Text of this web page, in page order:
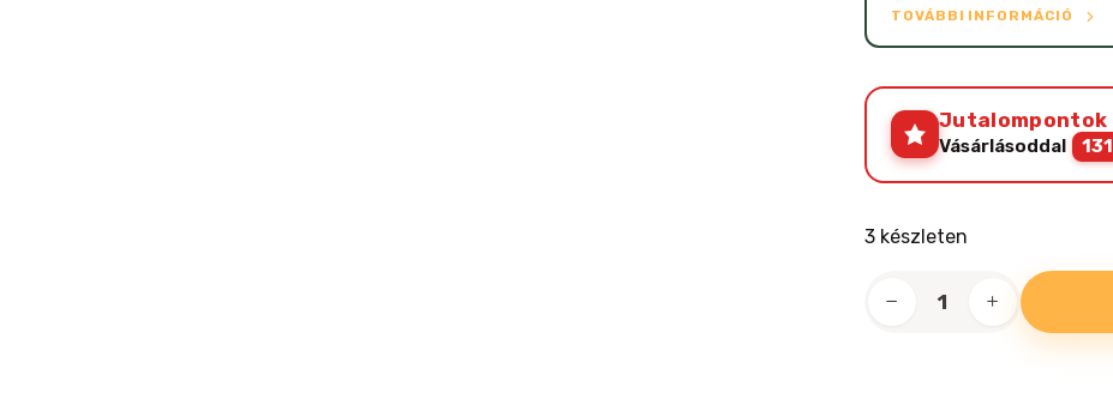
TOVÁBBI INFORMÁCIÓ
Jutalompontok
Vásárlásoddal 131
3 készleten